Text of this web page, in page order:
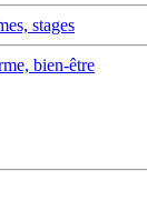
stages
bien-être